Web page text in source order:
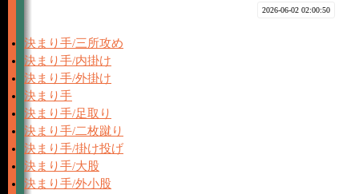
2026-06-02 02:00:50
決まり手/三所攻め
決まり手/内掛け
決まり手/外掛け
決まり手
決まり手/足取り
決まり手/二枚蹴り
決まり手/掛け投げ
決まり手/大股
決まり手/外小股